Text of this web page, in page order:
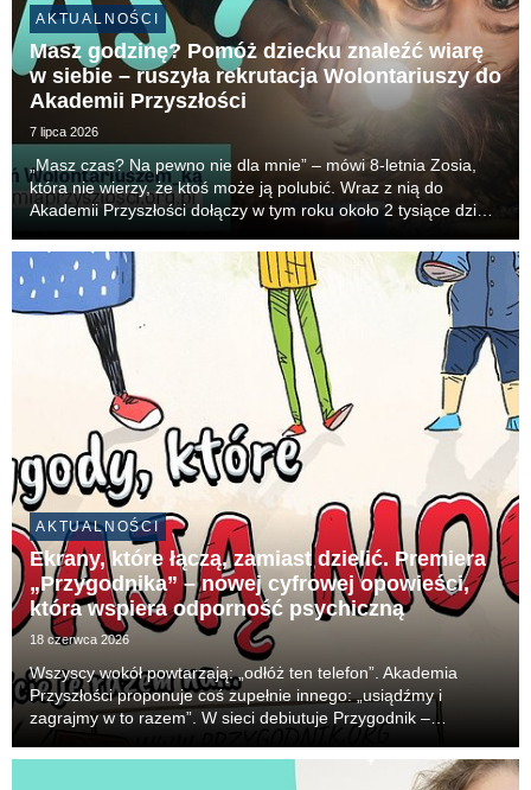
AKTUALNOŚCI
Masz godzinę? Pomóż dziecku znaleźć wiarę
w siebie – ruszyła rekrutacja Wolontariuszy do
Akademii Przyszłości
7 lipca 2026
„Masz czas? Na pewno nie dla mnie” – mówi 8-letnia Zosia,
która nie wierzy, że ktoś może ją polubić. Wraz z nią do
Akademii Przyszłości dołączy w tym roku około 2 tysiące dzieci
Wolontariusza. To oni poprzez indywidualn...
AKTUALNOŚCI
Ekrany, które łączą, zamiast dzielić. Premiera
„Przygodnika” – nowej cyfrowej opowieści,
która wspiera odporność psychiczną
18 czerwca 2026
Wszyscy wokół powtarzają: „odłóż ten telefon”. Akademia
Przyszłości proponuje coś zupełnie innego: „usiądźmy i
zagrajmy w to razem”. W sieci debiutuje Przygodnik –
lat. Zamiast przebodźcowującej dopaminy, oferu...